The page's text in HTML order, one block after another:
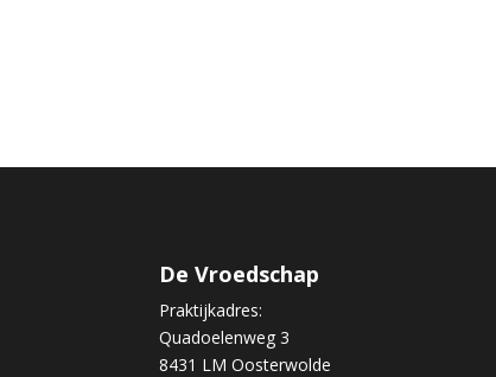
De Vroedschap
Praktijkadres:
Quadoelenweg 3
8431 LM Oosterwolde